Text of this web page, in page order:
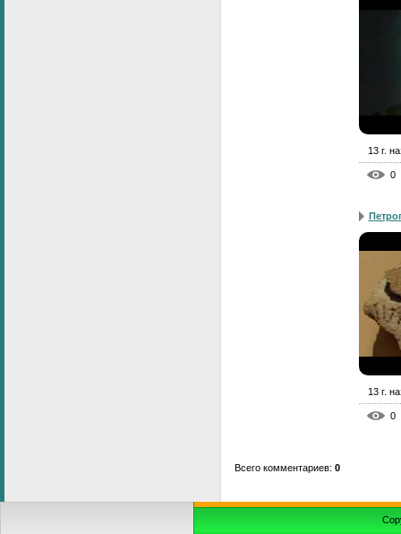
13 г.
0
13 г.
0
Всего комментариев: 0